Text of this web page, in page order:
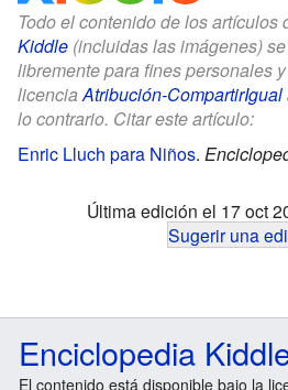
Todo el contenido de los artículos
Kiddle (incluidas las imágenes)
libremente para fines personales
licenciaAtribución-CompartirIgual
lo contrario. Citar este artículo:
Enric Lluch para Niños.
Última edición el 17 oct
Sugerir una
Enciclopedia
El contenido está disponible bajo la